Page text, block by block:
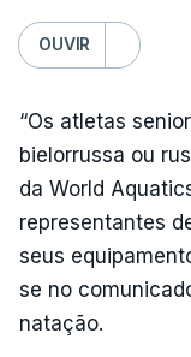
OUVIR
“Os atletas
bielorrussa ou
da World
representantes
seus
se no
natação.